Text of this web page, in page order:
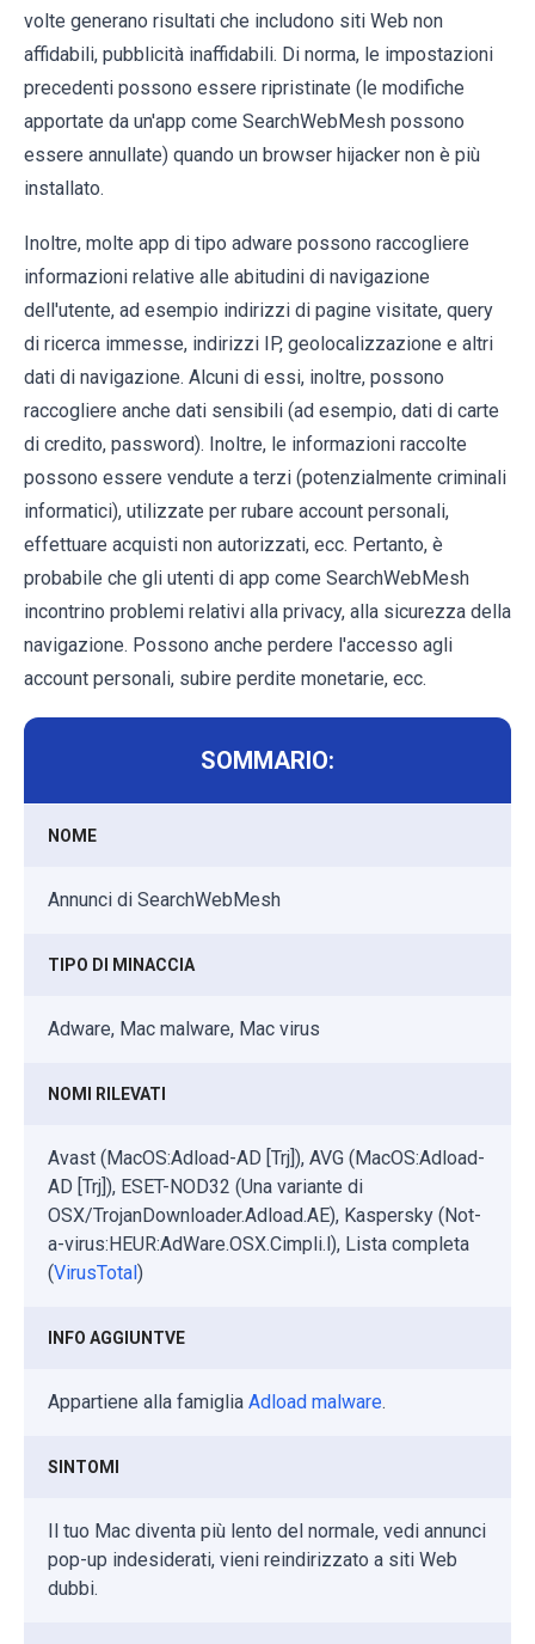
volte generano risultati che includono siti Web non
affidabili, pubblicità inaffidabili. Di norma, le impostazioni
precedenti possono essere ripristinate (le modifiche
apportate da un'app come SearchWebMesh possono
essere annullate) quando un browser hijacker non è più
installato.
Inoltre, molte app di tipo adware possono raccogliere
informazioni relative alle abitudini di navigazione
dell'utente, ad esempio indirizzi di pagine visitate, query
di ricerca immesse, indirizzi IP, geolocalizzazione e altri
dati di navigazione. Alcuni di essi, inoltre, possono
raccogliere anche dati sensibili (ad esempio, dati di carte
di credito, password). Inoltre, le informazioni raccolte
possono essere vendute a terzi (potenzialmente criminali
informatici), utilizzate per rubare account personali,
effettuare acquisti non autorizzati, ecc. Pertanto, è
probabile che gli utenti di app come SearchWebMesh
incontrino problemi relativi alla privacy, alla sicurezza della
navigazione. Possono anche perdere l'accesso agli
account personali, subire perdite monetarie, ecc.
SOMMARIO:
NOME
Annunci di SearchWebMesh
TIPO DI MINACCIA
Adware, Mac malware, Mac virus
NOMI RILEVATI
Avast (MacOS:Adload-AD [Trj]), AVG (MacOS:Adload-
AD [Trj]), ESET-NOD32 (Una variante di
OSX/TrojanDownloader.Adload.AE), Kaspersky (Not-
a-virus:HEUR:AdWare.OSX.Cimpli.l), Lista completa
(VirusTotal)
INFO AGGIUNTVE
Appartiene alla famiglia Adload malware.
SINTOMI
Il tuo Mac diventa più lento del normale, vedi annunci
pop-up indesiderati, vieni reindirizzato a siti Web
dubbi.